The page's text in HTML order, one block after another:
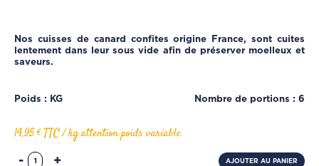
Nos cuisses de canard confites origine France, sont cuites
lentement dans leur sous vide afin de préserver moelleux et
saveurs.
Poids : KG Nombre de portions : 6
14,95 € TTC / kg attention poids variable
- + AJOUTER AU PANIER